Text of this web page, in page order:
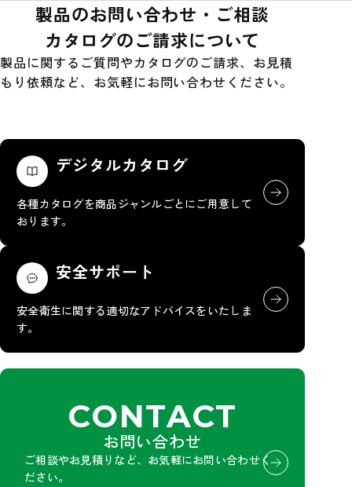
製品のお問い合わせ・ご相談
カタログのご請求について
製品に関するご質問やカタログのご請求、お見積
もり依頼など、お気軽にお問い合わせください。
デジタルカタログ
各種カタログを商品ジャンルごとにご用意して
おります。
安全サポート
安全衛生に関する適切なアドバイスをいたしま
す。
CONTACT
お問い合わせ
ご相談やお見積りなど、お気軽にお問い合わせく
ださい。